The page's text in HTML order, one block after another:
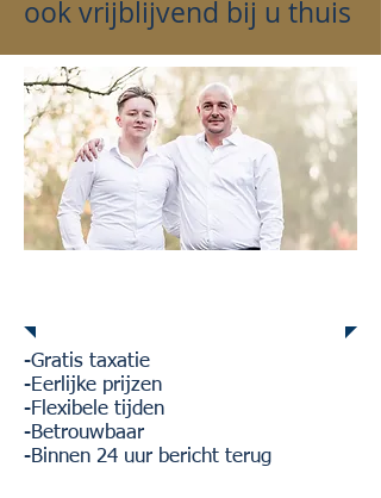
ook vrijblijvend bij u thuis
-Gratis taxatie
-Eerlijke prijzen
-Flexibele tijden
-Betrouwbaar
-Binnen 24 uur bericht terug